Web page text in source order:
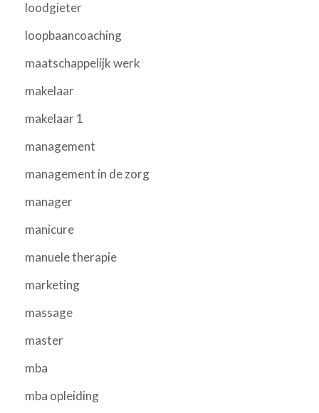
loodgieter
loopbaancoaching
maatschappelijk werk
makelaar
makelaar 1
management
management in de zorg
manager
manicure
manuele therapie
marketing
massage
master
mba
mba opleiding